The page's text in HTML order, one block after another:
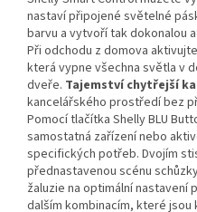
nastaví připojené světelné
barvu a vytvoří tak dokonalou
Při odchodu z domova
která vypne všechna světla v
dveře. Tajemství chytřejší
kancelářského prostředí bez
Pomocí tlačítka Shelly BLU
samostatná zařízení nebo
specifických potřeb. Dvojím
přednastavenou scénu
žaluzie na optimální nastavení
dalším kombinacím, které